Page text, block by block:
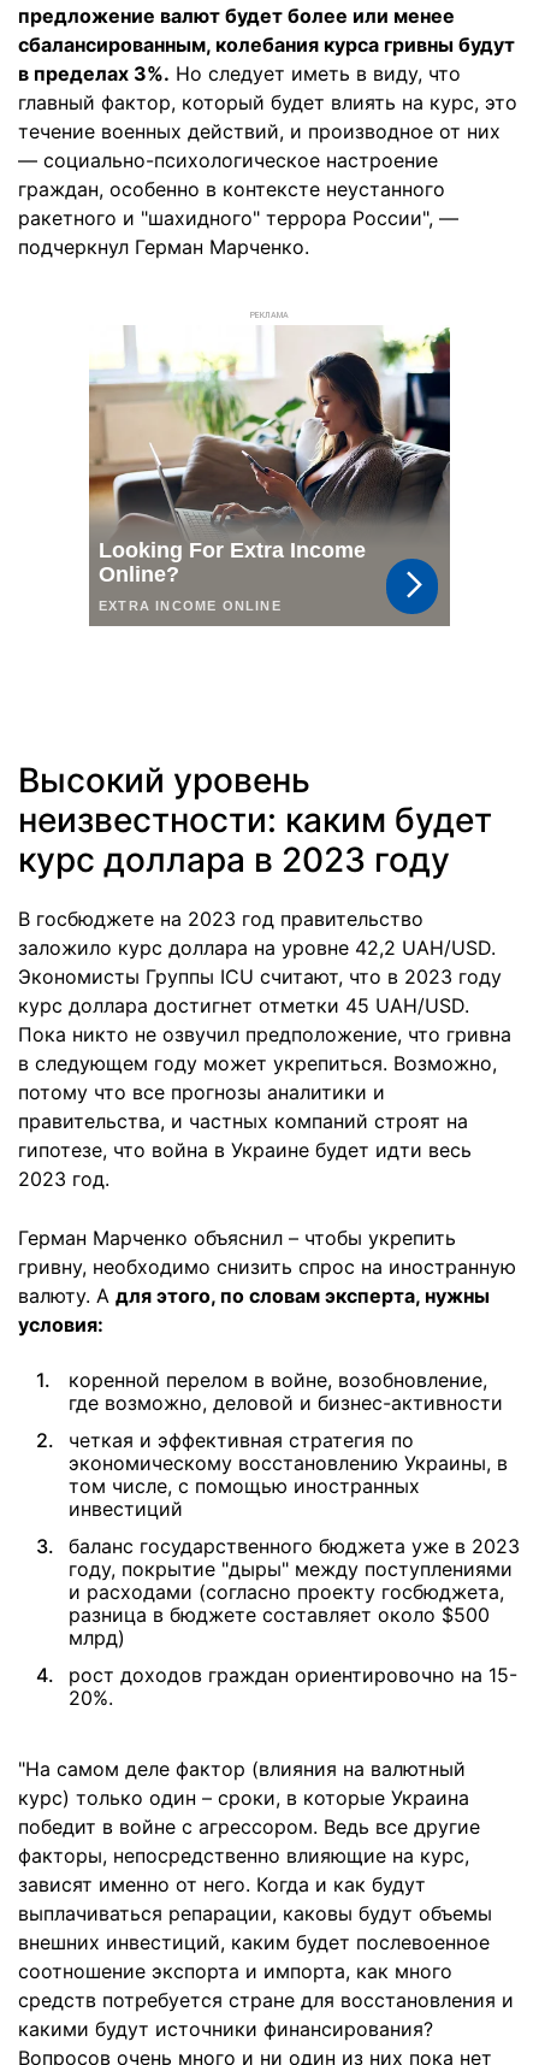
предложение валют будет более или менее
сбалансированным, колебания курса гривны будут
в пределах 3%. Но следует иметь в виду, что
главный фактор, который будет влиять на курс, это
течение военных действий, и производное от них
— социально-психологическое настроение
граждан, особенно в контексте неустанного
ракетного и "шахидного" террора России", —
подчеркнул Герман Марченко.
РЕКЛАМА
Высокий уровень
неизвестности: каким будет
курс доллара в 2023 году
В госбюджете на 2023 год правительство
заложило курс доллара на уровне 42,2 UAH/USD.
Экономисты Группы ICU считают, что в 2023 году
курс доллара достигнет отметки 45 UAH/USD.
Пока никто не озвучил предположение, что гривна
в следующем году может укрепиться. Возможно,
потому что все прогнозы аналитики и
правительства, и частных компаний строят на
гипотезе, что война в Украине будет идти весь
2023 год.
Герман Марченко объяснил – чтобы укрепить
гривну, необходимо снизить спрос на иностранную
валюту. А для этого, по словам эксперта, нужны
условия:
коренной перелом в войне, возобновление,
где возможно, деловой и бизнес-активности
четкая и эффективная стратегия по
экономическому восстановлению Украины, в
том числе, с помощью иностранных
инвестиций
баланс государственного бюджета уже в 2023
году, покрытие "дыры" между поступлениями
и расходами (согласно проекту госбюджета,
разница в бюджете составляет около $500
млрд)
рост доходов граждан ориентировочно на 15-
20%.
"На самом деле фактор (влияния на валютный
курс) только один – сроки, в которые Украина
победит в войне с агрессором. Ведь все другие
факторы, непосредственно влияющие на курс,
зависят именно от него. Когда и как будут
выплачиваться репарации, каковы будут объемы
внешних инвестиций, каким будет послевоенное
соотношение экспорта и импорта, как много
средств потребуется стране для восстановления и
какими будут источники финансирования?
Вопросов очень много и ни один из них пока нет